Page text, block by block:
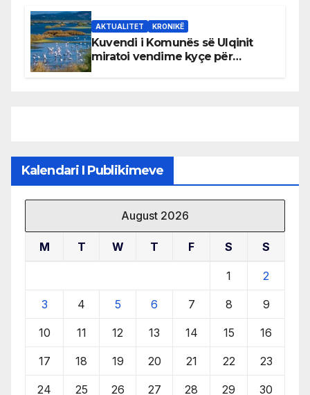
AKTUALITET KRONIKË
Kuvendi i Komunës së Ulqinit
miratoi vendime kyçe për
Kalendari I Publikimeve
August 2026
M T W T F S S
1 2
3 4 5 6 7 8 9
10 11 12 13 14 15 16
17 18 19 20 21 22 23
24 25 26 27 28 29 30